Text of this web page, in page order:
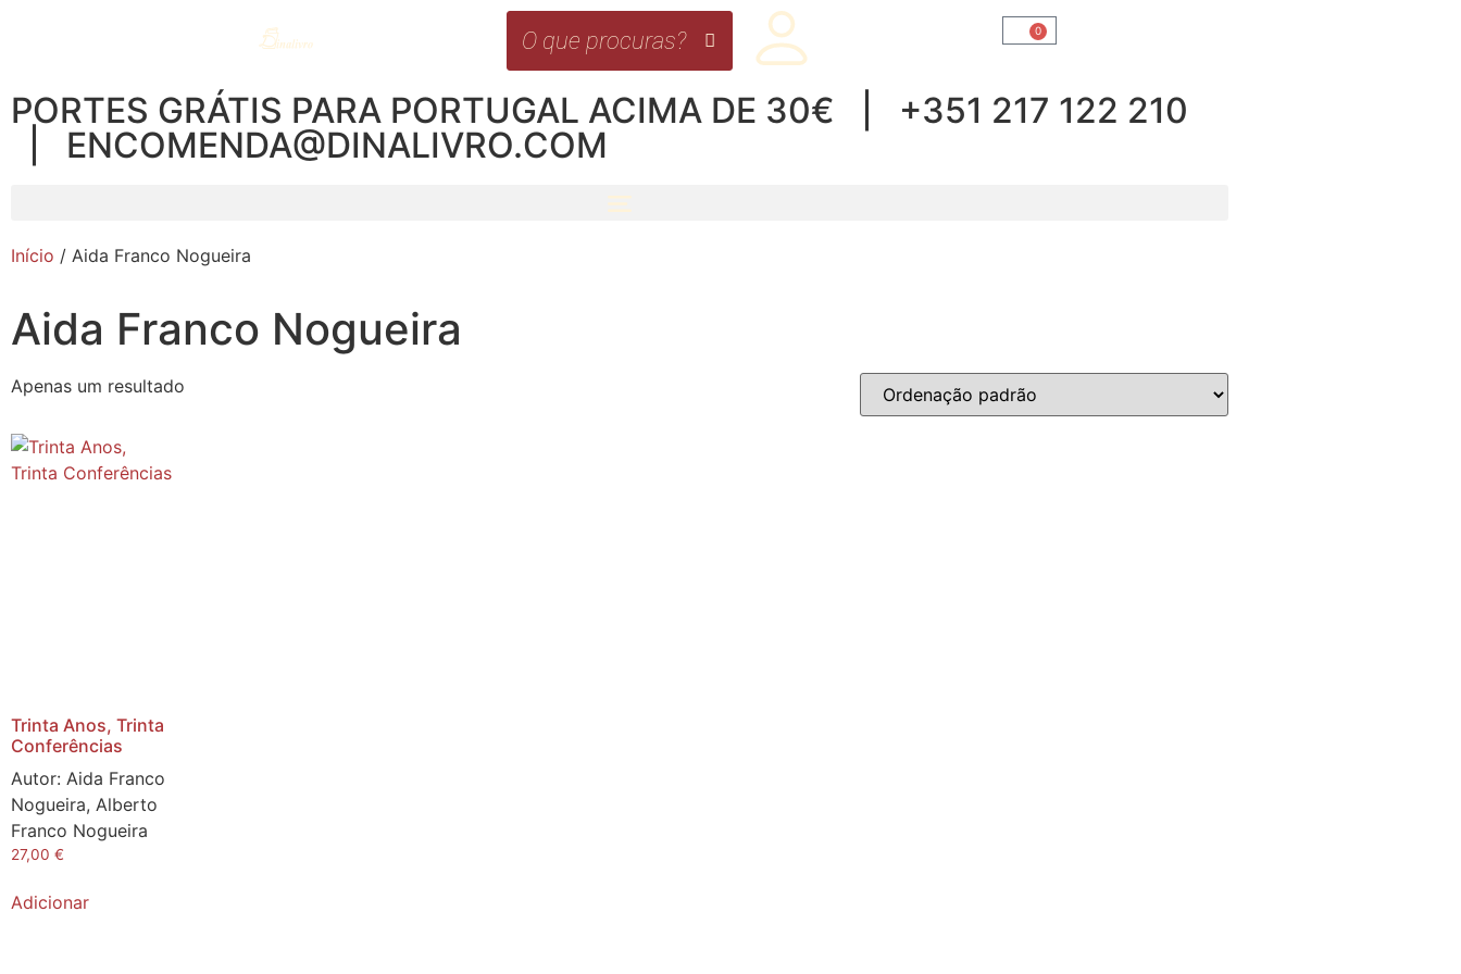
0
PORTES GRÁTIS PARA PORTUGAL ACIMA DE 30€ | +351 217 122 210
| ENCOMENDA@DINALIVRO.COM
Início / Aida Franco Nogueira
Aida Franco Nogueira
Apenas um resultado
Trinta Anos, Trinta
Conferências
Autor: Aida Franco
Nogueira, Alberto
Franco Nogueira
27,00 €
Adicionar